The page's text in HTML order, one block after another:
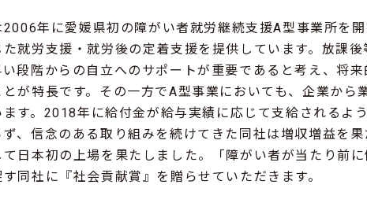
2006年に愛媛県初の障がい者就労継続支援A型事業所を
た就労支援・就労後の定着支援を提供しています。放課
い段階からの自立へのサポートが重要であると考え、将
とが特長です。その一方でA型事業においても、企業か
ます。2018年に給付金が給与実績に応じて支給されるよ
ず、信念のある取り組みを続けてきた同社は増収増益を
て日本初の上場を果たしました。「障がい者が当たり前
同社に『社会貢献賞』を贈らせていただきます。